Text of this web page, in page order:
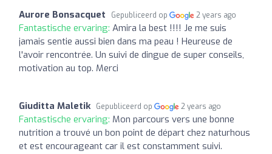
Aurore Bonsacquet Gepubliceerd op 2 years ago
Fantastische ervaring: Amira la best !!!! Je me suis
jamais sentie aussi bien dans ma peau ! Heureuse de
l'avoir rencontrée. Un suivi de dingue de super conseils,
motivation au top. Merci
Giuditta Maletik Gepubliceerd op 2 years ago
Fantastische ervaring: Mon parcours vers une bonne
nutrition a trouvé un bon point de départ chez naturhous
et est encourageant car il est constamment suivi.